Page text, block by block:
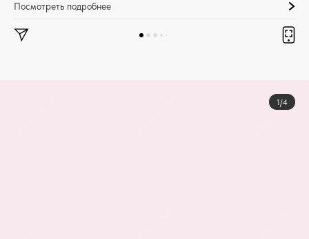
Посмотреть подробнее
1/4